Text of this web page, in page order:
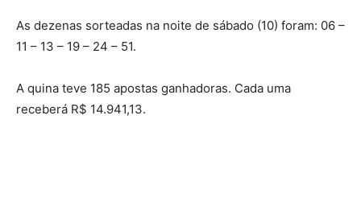
As dezenas sorteadas na noite de sábado (10) foram: 06 –
11 – 13 – 19 – 24 – 51.
A quina teve 185 apostas ganhadoras. Cada uma
receberá R$ 14.941,13.